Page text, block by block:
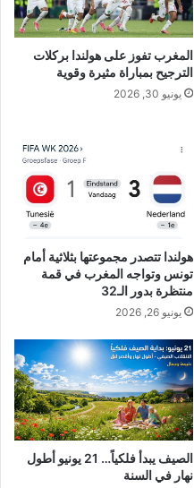
المغرب تفوز على هولندا بركلات
الترجيح بمباراة مثيرة وقوية
يونيو 30, 2026
هولندا تتصدر مجموعتها بثلاثية أمام
تونس وتواجه المغرب في قمة
منتظرة بدور الـ32
يونيو 26, 2026
الصيف يبدأ فلكياً… 21 يونيو أطول
نهار في السنة